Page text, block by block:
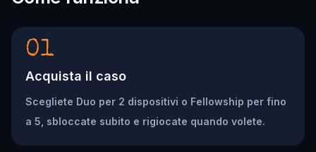
01
Acquista il caso
Scegliete Duo per 2 dispositivi o Fellowship per fino
a 5, sbloccate subito e rigiocate quando volete.